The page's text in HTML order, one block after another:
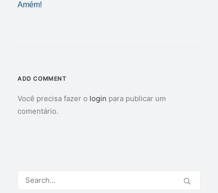
Amém!
ADD COMMENT
Você precisa fazer o login para publicar um
comentário.